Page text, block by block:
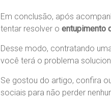
Em conclusão, após
tentar resolver o entupimento
Desse modo, contratando
você terá o problema
Se gostou do artigo, confira
sociais para não perder